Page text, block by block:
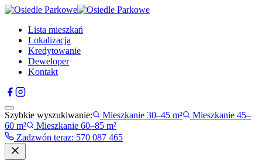
Lista mieszkań
Lokalizacja
Kredytowanie
Deweloper
Kontakt
Szybkie wyszukiwanie: Mieszkanie 30–45 m²
Mieszkanie 45–
60 m²
Mieszkanie 60–85 m²
Zadzwón teraz: 570 087 465